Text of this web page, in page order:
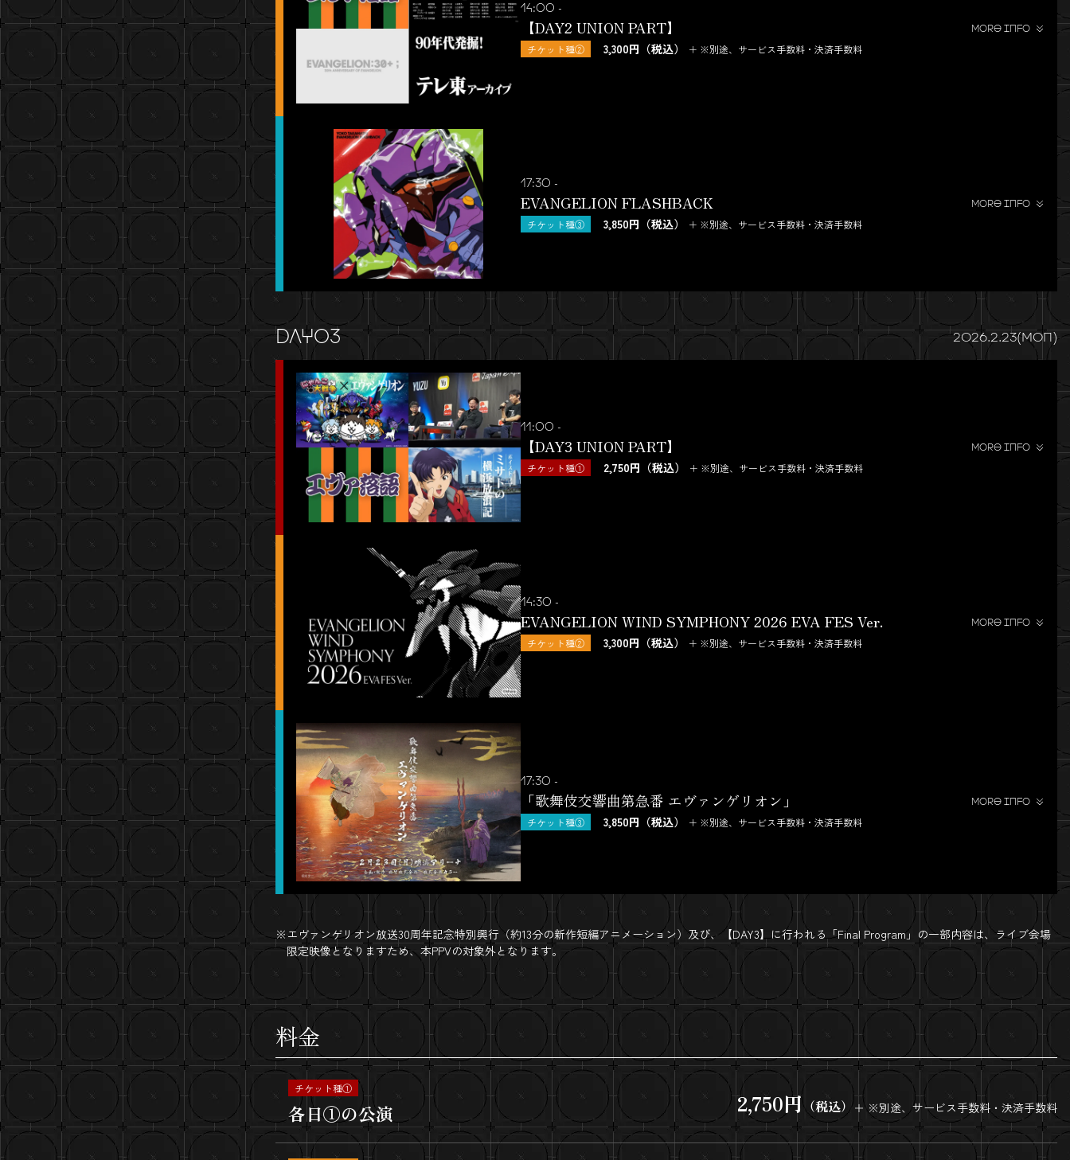
14:00 -
【DAY2 UNION PART】
チケット種② 3,300円（税込） ＋ ※別途、サービス手数料・決済手数料
MORE INFO
17:30 -
EVANGELION FLASHBACK
チケット種③ 3,850円（税込） ＋ ※別途、サービス手数料・決済手数料
MORE INFO
DAY03 2026.2.23(MON)
11:00 -
【DAY3 UNION PART】
チケット種① 2,750円（税込） ＋ ※別途、サービス手数料・決済手数料
MORE INFO
14:30 -
EVANGELION WIND SYMPHONY 2026 EVA FES Ver.
チケット種② 3,300円（税込） ＋ ※別途、サービス手数料・決済手数料
MORE INFO
17:30 -
「歌舞伎交響曲第急番 エヴァンゲリオン」
チケット種③ 3,850円（税込） ＋ ※別途、サービス手数料・決済手数料
MORE INFO
エヴァンゲリオン放送30周年記念特別興行（約13分の新作短編アニメーション）及び、【DAY3】に行われる「Final Program」の一部内容は、ライブ会場
限定映像となりますため、本PPVの対象外となります。
料金
チケット種①
各日①の公演 2,750円（税込） ＋ ※別途、サービス手数料・決済手数料